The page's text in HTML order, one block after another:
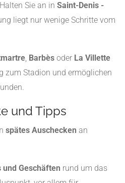
Halten Sie an in Saint-Denis -
liegt nur wenige Schritte vom
, Barbès oder La Villette
zum Stadion und ermöglichen
und Tipps
spätes Auschecken an
und Geschäften rund um das